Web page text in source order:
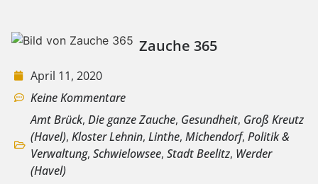
Zauche 365
April 11, 2020
Keine Kommentare
Amt Brück, Die ganze Zauche, Gesundheit, Groß Kreutz
(Havel), Kloster Lehnin, Linthe, Michendorf, Politik &
Verwaltung, Schwielowsee, Stadt Beelitz, Werder
(Havel)